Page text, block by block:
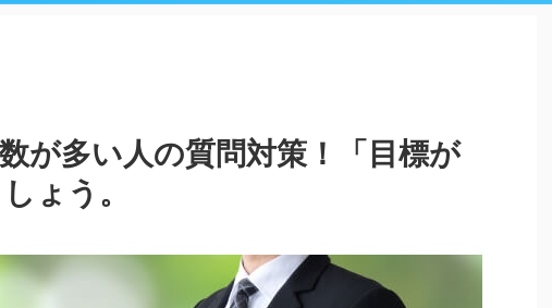
数が多い人の質問対策！「目標が
ょう。